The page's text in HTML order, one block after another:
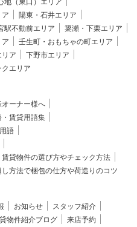
ア
陽東・石井エリア
駅不動前エリア
簗瀬・下栗エリア
ア
壬生町・おもちゃの町エリア
ア
下野市エリア
エリア
オーナー様へ
賃貸用語集
語
賃貸物件の選び方やチェック方法
し方法で梱包の仕方や荷造りのコツ
お知らせ
スタッフ紹介
物件紹介ブログ
来店予約